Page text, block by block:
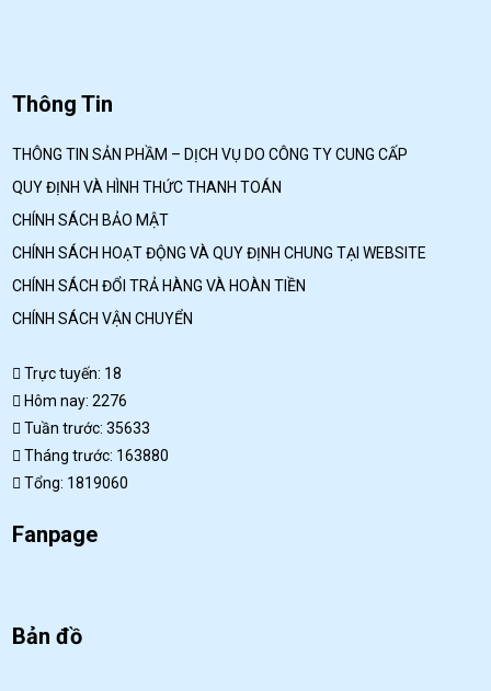
Thông Tin
THÔNG TIN SẢN PHẦM – DỊCH VỤ DO CÔNG TY CUNG CẤP
QUY ĐỊNH VÀ HÌNH THỨC THANH TOÁN
CHÍNH SÁCH BẢO MẬT
CHÍNH SÁCH HOẠT ĐỘNG VÀ QUY ĐỊNH CHUNG TẠI WEBSITE
CHÍNH SÁCH ĐỔI TRẢ HÀNG VÀ HOÀN TIỀN
CHÍNH SÁCH VẬN CHUYỂN
Trực tuyến: 18
Hôm nay: 2276
Tuần trước: 35633
Tháng trước: 163880
Tổng: 1819060
Fanpage
Bản đồ